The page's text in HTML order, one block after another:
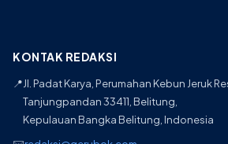
KONTAK REDAKSI
📍Jl. Padat Karya, Perumahan Kebun Jeruk
Tanjungpandan 33411, Belitung,
Kepulauan Bangka Belitung, Indonesia